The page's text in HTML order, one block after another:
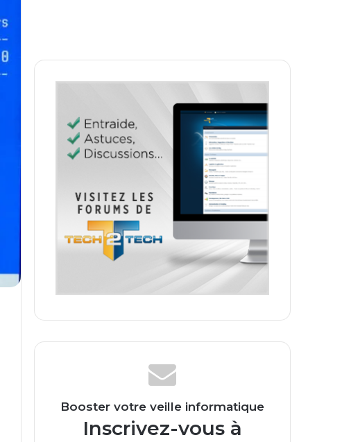
Booster votre veille informatique
Inscrivez-vous à